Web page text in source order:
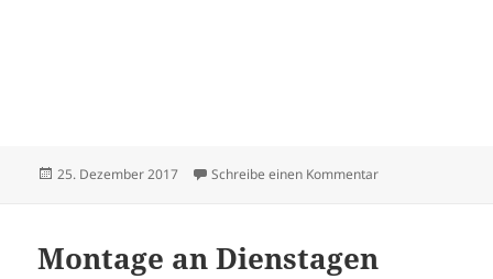
Veröffentlicht
25. Dezember 2017 Schreibe einen Kommentarzu fairundwürzig
Montage an Dienstagen